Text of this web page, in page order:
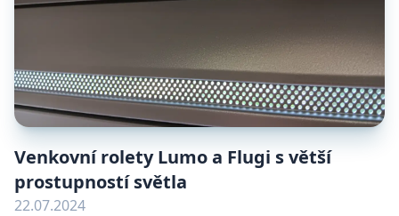
Venkovní rolety Lumo a Flugi s větší
prostupností světla
22.07.2024